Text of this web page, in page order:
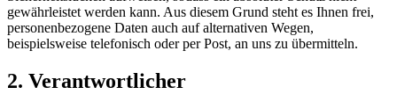
gewährleistet werden kann. Aus diesem Grund steht es Ihnen frei,
personenbezogene Daten auch auf alternativen Wegen,
beispielsweise telefonisch oder per Post, an uns zu übermitteln.
2. Verantwortlicher